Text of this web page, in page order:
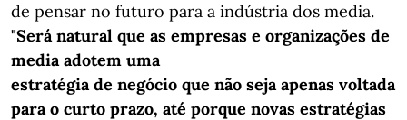
de pensar no futuro para a indústria dos media.
"Será natural que as empresas e organizações de
media adotem uma
estratégia de negócio que não seja apenas voltada
para o curto prazo, até porque novas estratégias